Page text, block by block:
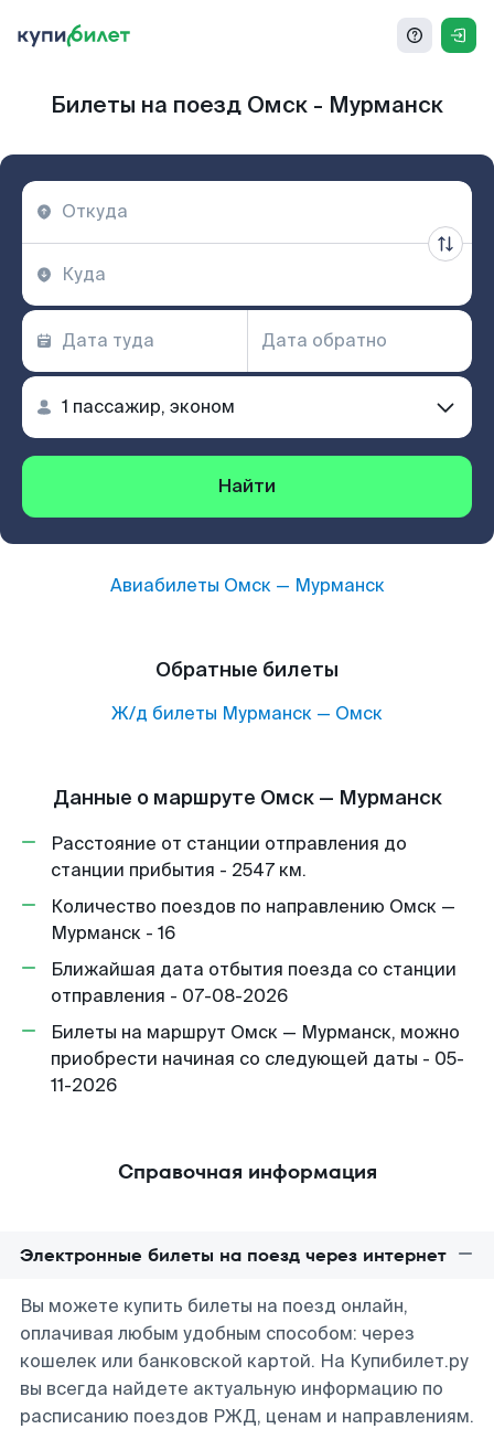
Билеты на поезд Омск - Мурманск
Найти
Авиабилеты Омск— Мурманск
Обратные билеты
Ж/д билеты Мурманск — Омск
Данные о маршруте Омск — Мурманск
Расстояние от станции отправления до
станции прибытия - 2547 км.
Количество поездов по направлению Омск —
Мурманск - 16
Ближайшая дата отбытия поезда со станции
отправления - 07-08-2026
Билеты на маршрут Омск — Мурманск, можно
приобрести начиная со следующей даты - 05-
11-2026
Справочная информация
Электронные билеты на поезд через интернет
Вы можете купить билеты на поезд онлайн,
оплачивая любым удобным способом: через
кошелек или банковской картой. На Купибилет.ру
вы всегда найдете актуальную информацию по
расписанию поездов РЖД, ценам и направлениям.